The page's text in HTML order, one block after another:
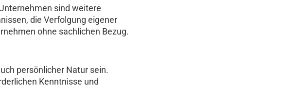
sind weitere
die Verfolgung eigener
ohne sachlichen Bezug.
persönlicher Natur sein.
Kenntnisse und